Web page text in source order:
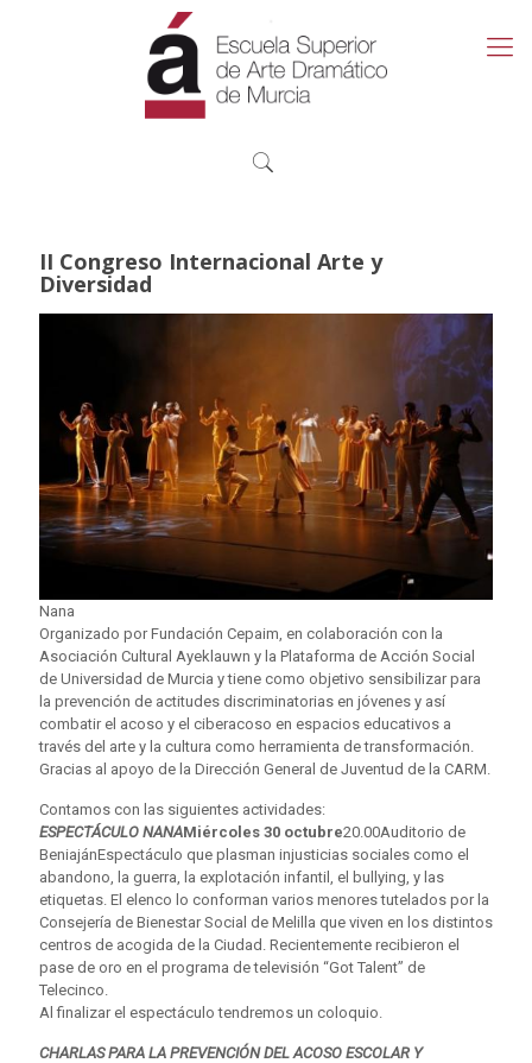
II Congreso Internacional Arte y
Diversidad
Nana
Organizado por Fundación Cepaim, en colaboración con la
Asociación Cultural Ayeklauwn y la Plataforma de Acción Social
de Universidad de Murcia y tiene como objetivo sensibilizar para
la prevención de actitudes discriminatorias en jóvenes y así
combatir el acoso y el ciberacoso en espacios educativos a
través del arte y la cultura como herramienta de transformación.
Gracias al apoyo de la Dirección General de Juventud de la CARM.
Contamos con las siguientes actividades:
ESPECTÁCULO NANAMiércoles 30 octubre20.00Auditorio de
BeniajánEspectáculo que plasman injusticias sociales como el
abandono, la guerra, la explotación infantil, el bullying, y las
etiquetas. El elenco lo conforman varios menores tutelados por la
Consejería de Bienestar Social de Melilla que viven en los distintos
centros de acogida de la Ciudad. Recientemente recibieron el
pase de oro en el programa de televisión “Got Talent” de
Telecinco.
Al finalizar el espectáculo tendremos un coloquio.
CHARLAS PARA LA PREVENCIÓN DEL ACOSO ESCOLAR Y